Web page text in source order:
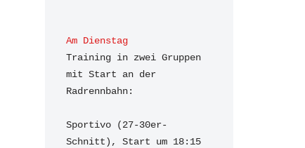
Am Dienstag
Training in zwei Gruppen
mit Start an der
Radrennbahn:
Sportivo (27-30er-
Schnitt), Start um 18:15